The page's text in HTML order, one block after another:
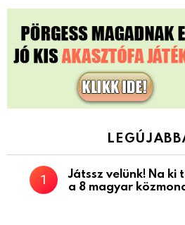
Játssz velünk! Na ki
a 8 magyar